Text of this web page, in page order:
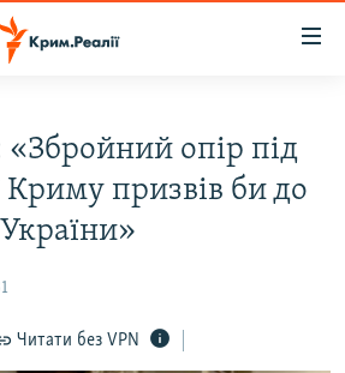
опір під
Криму призвів би до
Читати без VPN